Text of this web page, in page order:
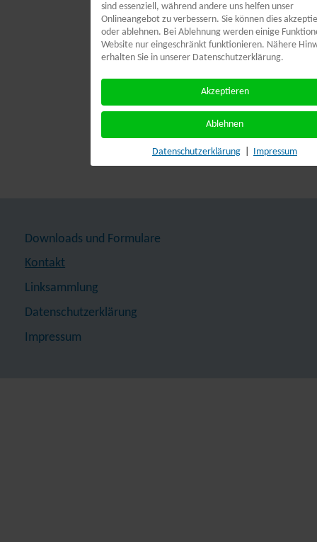
Downloads und Formulare
Kontakt
Linksammlung
Datenschutzerklärung
Impressum
sind essenziell, während andere uns helfen unser
Onlineangebot zu verbessern. Sie können dies
oder ablehnen. Bei Ablehnung werden einige
Website nur eingeschränkt funktionieren. Nähere
erhalten Sie in unserer Datenschutzerklärung.
Akzeptieren
Ablehnen
Datenschutzerklärung Impressum